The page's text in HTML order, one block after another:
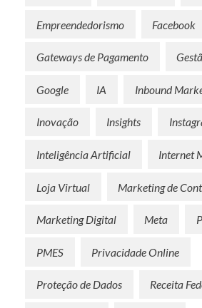
Empreendedorismo Facebook
Gateways de Pagamento
Google IA Inbound
Inovação Insights
Inteligência Artificial Internet
Loja Virtual Marketing de
Marketing Digital Meta
PMES Privacidade Online
Proteção de Dados Receita